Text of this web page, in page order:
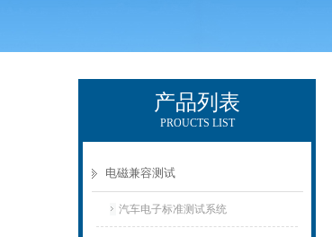
产品列表
PROUCTS LIST
电磁兼容测试
汽车电子标准测试系统